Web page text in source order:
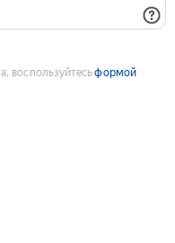
воспользуйтесьформой